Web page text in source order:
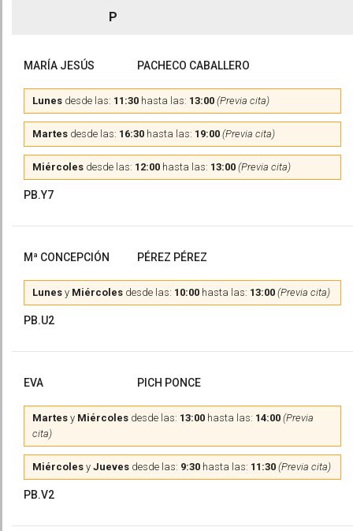
P
MARÍA JESÚS PACHECO CABALLERO
Lunes desde las: 11:30 hasta las: 13:00 (Previa cita)
Martes desde las: 16:30 hasta las: 19:00 (Previa cita)
Miércoles desde las: 12:00 hasta las: 13:00 (Previa cita)
PB.Y7
Mª CONCEPCIÓN PÉREZ PÉREZ
Lunes y Miércoles desde las: 10:00 hasta las: 13:00 (Previa cita)
PB.U2
EVA PICH PONCE
Martes y Miércoles desde las: 13:00 hasta las: 14:00 (Previa
cita)
Miércoles y Jueves desde las: 9:30 hasta las: 11:30 (Previa cita)
PB.V2